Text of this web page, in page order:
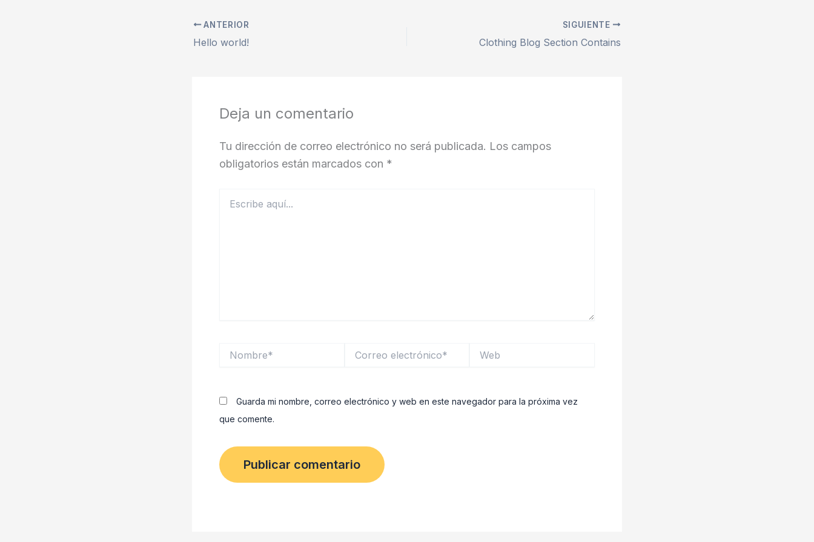
ANTERIOR
Hello world!
SIGUIENTE
Clothing Blog Section Contains
Deja un comentario
Tu dirección de correo electrónico no será publicada. Los campos
obligatorios están marcados con *
aquí...
electrónico*
Guarda mi nombre, correo electrónico y web en este navegador para la próxima vez
que comente.